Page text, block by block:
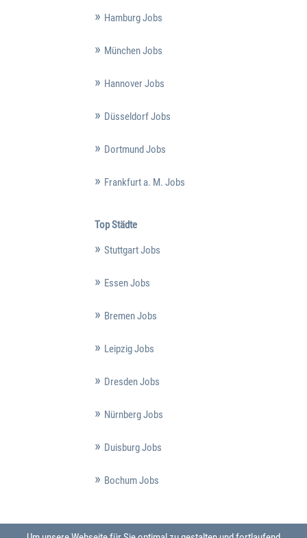
Hamburg Jobs
München Jobs
Hannover Jobs
Düsseldorf Jobs
Dortmund Jobs
Frankfurt a. M. Jobs
Top Städte
Stuttgart Jobs
Essen Jobs
Bremen Jobs
Leipzig Jobs
Dresden Jobs
Nürnberg Jobs
Duisburg Jobs
Bochum Jobs